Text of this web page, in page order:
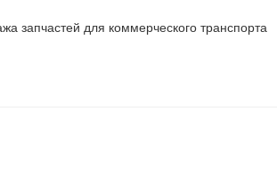
запчастей для коммерческого транспорта